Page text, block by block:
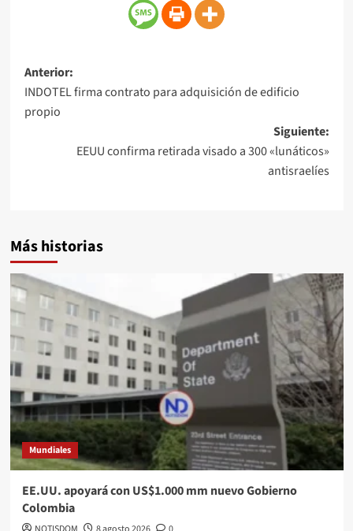
Anterior:
INDOTEL firma contrato para adquisición de edificio
propio
Siguiente:
EEUU confirma retirada visado a 300 «lunáticos»
antisraelíes
Más historias
Mundiales
EE.UU. apoyará con US$1.000 mm nuevo Gobierno
Colombia